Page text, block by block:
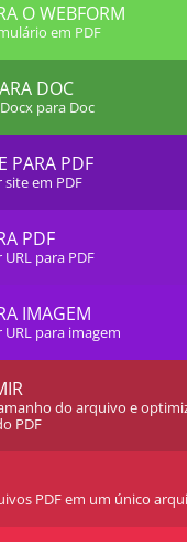
O WEBFORM
em PDF
DOC
para Doc
PARA PDF
em PDF
PDF
para PDF
IMAGEM
para imagem
do arquivo e
PDF
PDF em um único